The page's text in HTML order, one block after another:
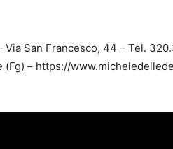
Via San Francesco, 44 – Tel.
(Fg) – https://